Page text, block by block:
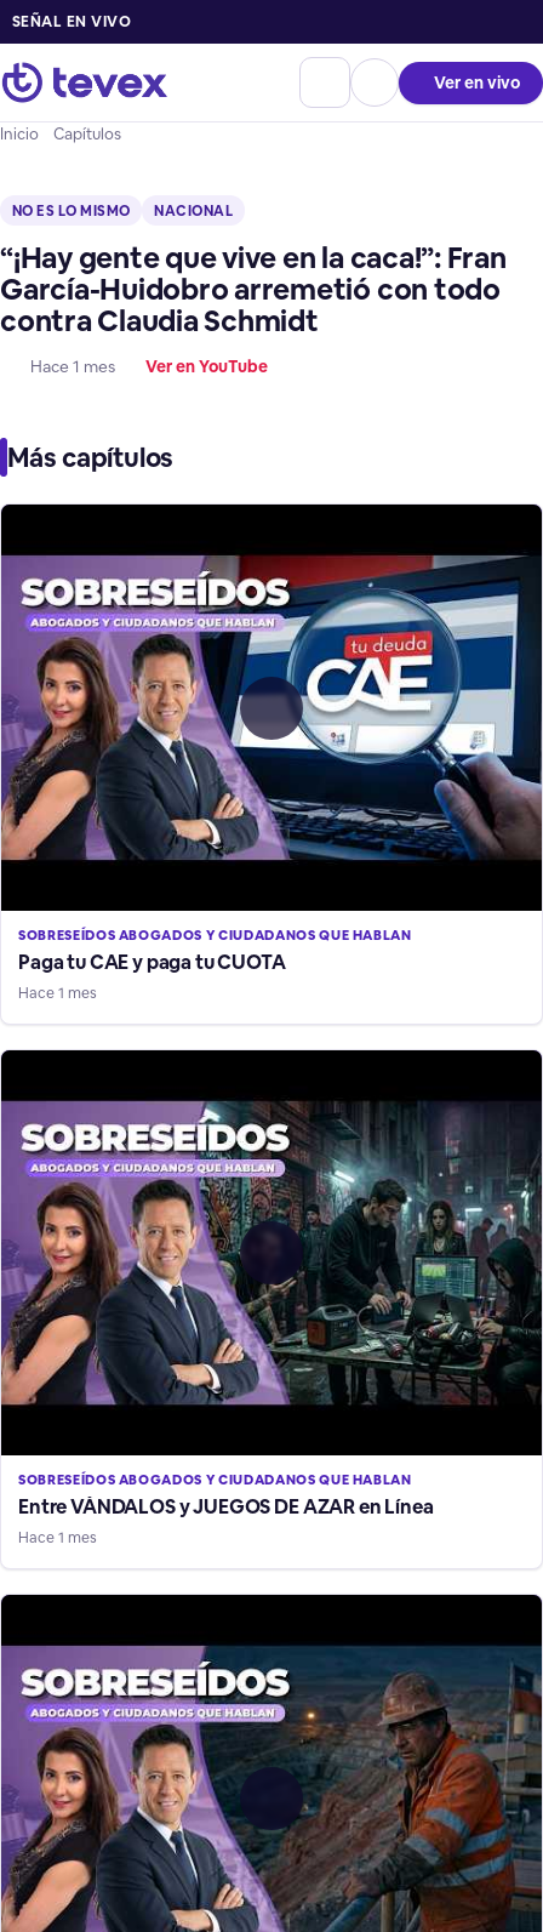
SEÑAL EN VIVO
Ver en vivo
Inicio Capítulos
NO ES LO MISMO NACIONAL
“¡Hay gente que vive en la caca!”: Fran
García-Huidobro arremetió con todo
contra Claudia Schmidt
Hace 1 mes Ver en YouTube
Más capítulos
SOBRESEÍDOS ABOGADOS Y CIUDADANOS QUE HABLAN
Paga tu CAE y paga tu CUOTA
Hace 1 mes
SOBRESEÍDOS ABOGADOS Y CIUDADANOS QUE HABLAN
Entre VÁNDALOS y JUEGOS DE AZAR en Línea
Hace 1 mes